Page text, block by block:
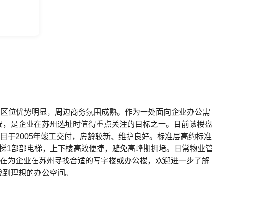
位优势明显，周边商务氛围成熟。作为一处面向企业办公需
是企业在苏州选址时值得重点关注的目标之一。目前该楼盘
于2005年竣工交付，房龄较新、维护良好。标准层高约标准
1部部电梯，上下楼高效便捷，避免高峰期拥堵。日常物业管
为企业在苏州寻找合适的写字楼或办公楼，欢迎进一步了解
理想的办公空间。